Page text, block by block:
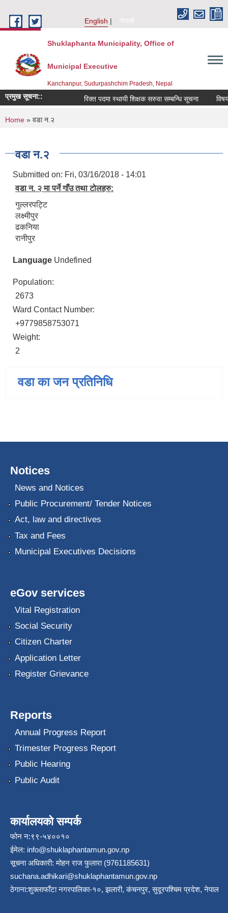
English
नेपाली
Shuklaphanta Municipality, Office of
Municipal Executive
Kanchanpur, Sudurpashchim Pradesh, Nepal
प्रमुख सूचना:: रिक्त पदमा स्थायी शिक्षक सरुवा सम्बन्धि सूचना
You are here
Home » वडा न.२
वडा न.२
Submitted on: Fri, 03/16/2018 - 14:01
वडा न. २ मा पर्ने गाँउ तथा टोलहरु:
गुल्लरपट्टि
लक्ष्मीपुर
ढकनिया
रानीपुर
Language Undefined
Population:
2673
Ward Contact Number:
+9779858753071
Weight:
2
वडा का जन प्रतिनिधि
Notices
News and Notices
Public Procurement/ Tender Notices
Act, law and directives
Tax and Fees
Municipal Executives Decisions
eGov services
Vital Registration
Social Security
Citizen Charter
Application Letter
Register Grievance
Reports
Annual Progress Report
Trimester Progress Report
Public Hearing
Public Audit
कार्यालयको सम्पर्क
फोन न:९९-५४००१०
ईमेल: info@shuklaphantamun.gov.np
सूचना अधिकारी: मोहन राज फुलारा (9761185631)
suchana.adhikari@shuklaphantamun.gov.np
ठेगाना:शुक्लाफाँटा नगरपालिका-१०, झलारी, कंचनपुर, सुदूरपश्चिम प्रदेश, नेपाल